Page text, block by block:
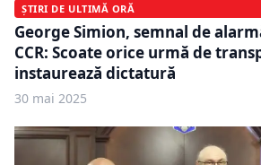
ȘTIRI DE ULTIMĂ ORĂ
George Simion, semnal de
CCR: Scoate orice urmă de
instaurează dictatură
30 mai 2025